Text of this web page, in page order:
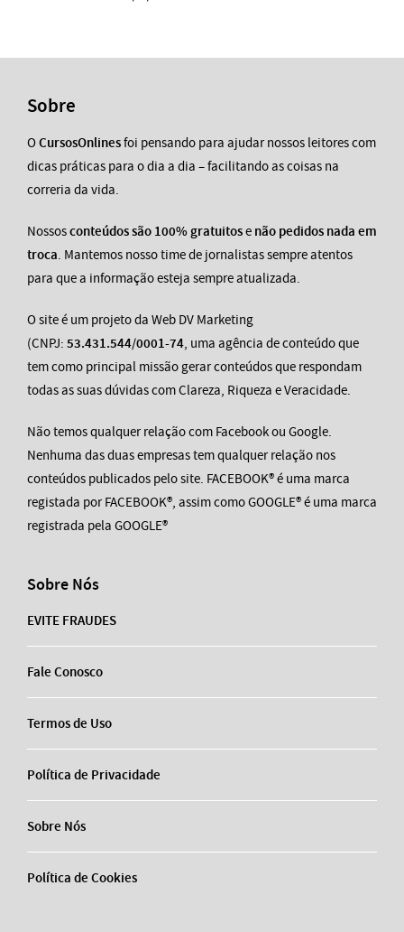
Sobre
OCursosOnlinesfoi pensando para ajudar nossos leitores com
dicas práticas para o dia a dia – facilitando as coisas na
correria da vida.
Nossosconteúdos são 100% gratuitose não pedidos nada em
troca. Mantemos nosso time de jornalistas sempre atentos
para que a informação esteja sempre atualizada.
O site é um projeto da Web DV Marketing
(CNPJ: 53.431.544/0001-74, uma agência de conteúdo que
tem como principal missão gerar conteúdos que respondam
todas as suas dúvidas com Clareza, Riqueza e Veracidade.
Não temos qualquer relação com Facebook ou Google.
Nenhuma das duas empresas tem qualquer relação nos
conteúdos publicados pelo site. FACEBOOK® é uma marca
registada por FACEBOOK®, assim como GOOGLE® é uma marca
registrada pela GOOGLE®
Sobre Nós
EVITE FRAUDES
Fale Conosco
Termos de Uso
Política de Privacidade
Sobre Nós
Política de Cookies